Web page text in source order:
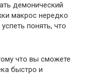
демонический
макрос нередко
понять, что
что вы сможете
быстро и